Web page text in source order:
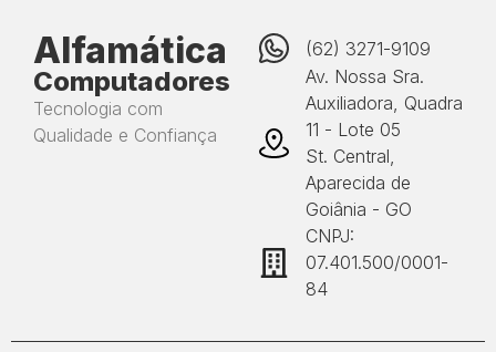
Alfamática
Computadores
Tecnologia com
Qualidade e Confiança
(62) 3271-9109
Av. Nossa Sra.
Auxiliadora, Quadra
11 - Lote 05
St. Central,
Aparecida de
Goiânia - GO
CNPJ:
07.401.500/0001-
84